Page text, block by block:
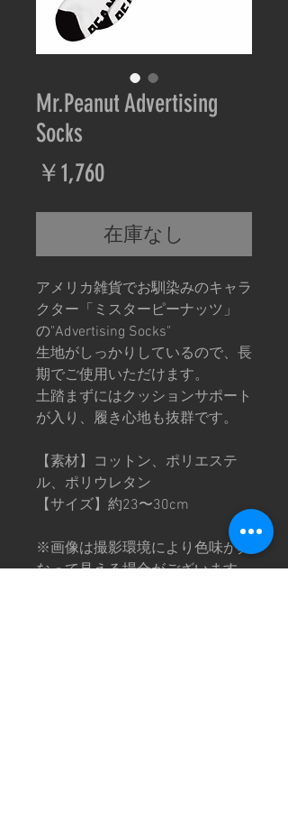
Mr.Peanut Advertising
Socks
￥1,760価
格
在庫なし
アメリカ雑貨でお馴染みのキャラ
クター「ミスターピーナッツ」
の"Advertising Socks"
生地がしっかりしているので、長
期でご使用いただけます。
土踏まずにはクッションサポート
が入り、履き心地も抜群です。
【素材】コットン、ポリエステ
ル、ポリウレタン
【サイズ】約23〜30cm
※画像は撮影環境により色味が異
なって見える場合がございます。